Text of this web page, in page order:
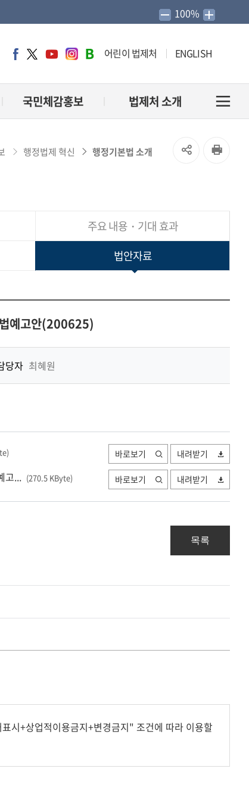
100%
페
스
북
트
터
유
브
타
그
버
어린이 법제처 ENGLISH
국민체감홍보 법제처 소개
행정법제 혁신 행정기본법 소개
SNS
인
주요 내용・기대 효과
법안자료
예고안(200625)
당자 최혜원
) 바로보기 내려받기
고... (270.5 KByte) 바로보기 내려받기
목록
시+상업적이용금지+변경금지" 조건에 따라 이용할